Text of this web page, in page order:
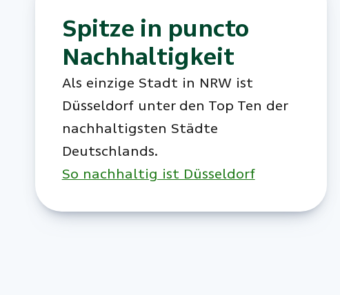
Spitze in puncto
Nachhaltigkeit
Als einzige Stadt in NRW ist
Düsseldorf unter den Top Ten der
nachhaltigsten Städte
Deutschlands.
So nachhaltig ist Düsseldorf